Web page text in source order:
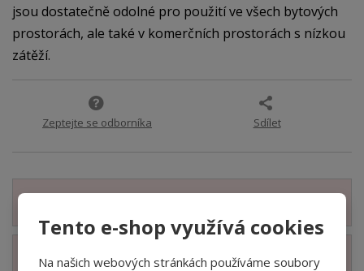
Tento e-shop využívá cookies
Na našich webových stránkách používáme soubory
jsou dostatečně odolné pro použití ve všech bytových
prostorách, ale také v komerčních prostorách s nízkou
zátěží.
Zeptejte se odborníka Sdílet
Zobrazit technické parametry